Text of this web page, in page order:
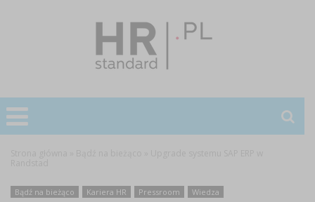
Bądź na bieżąco Kariera HR Pressroom Wiedza